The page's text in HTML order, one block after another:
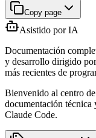
Copy page
Asistido por IA
Documentación
y desarrollo dirigido
más recientes de
Bienvenido al centro
documentación técnica
Claude Code.